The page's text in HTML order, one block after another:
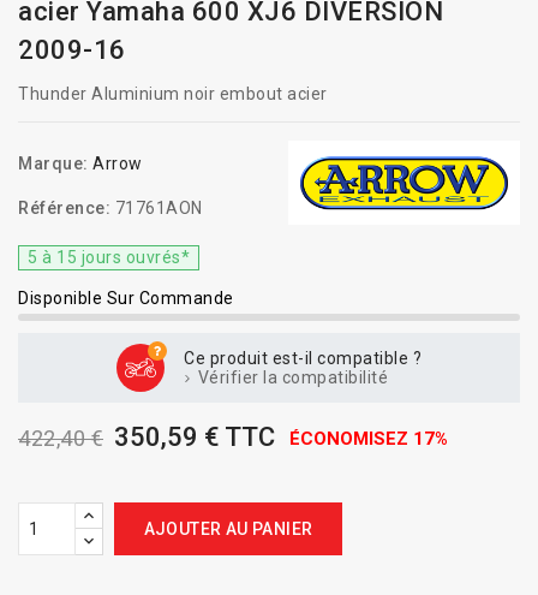
acier Yamaha 600 XJ6 DIVERSION
2009-16
Thunder Aluminium noir embout acier
Marque: Arrow
Référence: 71761AON
5 à 15 jours ouvrés*
Disponible Sur Commande
Ce produit est-il compatible ?
Vérifier la compatibilité
422,40 € 350,59 € TTC ÉCONOMISEZ 17%
AJOUTER AU PANIER